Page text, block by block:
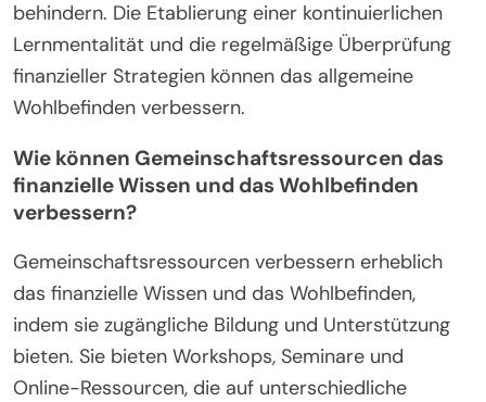
behindern. Die Etablierung einer kontinuierlichen
Lernmentalität und die regelmäßige Überprüfung
finanzieller Strategien können das allgemeine
Wohlbefinden verbessern.
Wie können Gemeinschaftsressourcen das
finanzielle Wissen und das Wohlbefinden
verbessern?
Gemeinschaftsressourcen verbessern erheblich
das finanzielle Wissen und das Wohlbefinden,
indem sie zugängliche Bildung und Unterstützung
bieten. Sie bieten Workshops, Seminare und
Online-Ressourcen, die auf unterschiedliche